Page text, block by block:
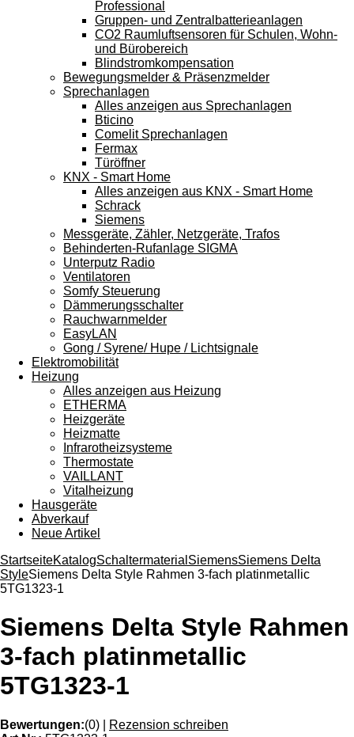
Professional
Gruppen- und Zentralbatterieanlagen
CO2 Raumluftsensoren für Schulen, Wohn-
und Bürobereich
Blindstromkompensation
Bewegungsmelder & Präsenzmelder
Sprechanlagen
Alles anzeigen aus Sprechanlagen
Bticino
Comelit Sprechanlagen
Fermax
Türöffner
KNX - Smart Home
Alles anzeigen aus KNX - Smart Home
Schrack
Siemens
Messgeräte, Zähler, Netzgeräte, Trafos
Behinderten-Rufanlage SIGMA
Unterputz Radio
Ventilatoren
Somfy Steuerung
Dämmerungsschalter
Rauchwarnmelder
EasyLAN
Gong / Syrene/ Hupe / Lichtsignale
Elektromobilität
Heizung
Alles anzeigen aus Heizung
ETHERMA
Heizgeräte
Heizmatte
Infrarotheizsysteme
Thermostate
VAILLANT
Vitalheizung
Hausgeräte
Abverkauf
Neue Artikel
StartseiteKatalogSchaltermaterial SiemensSiemens Delta
StyleSiemens Delta Style Rahmen 3-fach platinmetallic
5TG1323-1
Siemens Delta Style Rahmen
3-fach platinmetallic
5TG1323-1
Bewertungen:(0)
Rezension schreiben